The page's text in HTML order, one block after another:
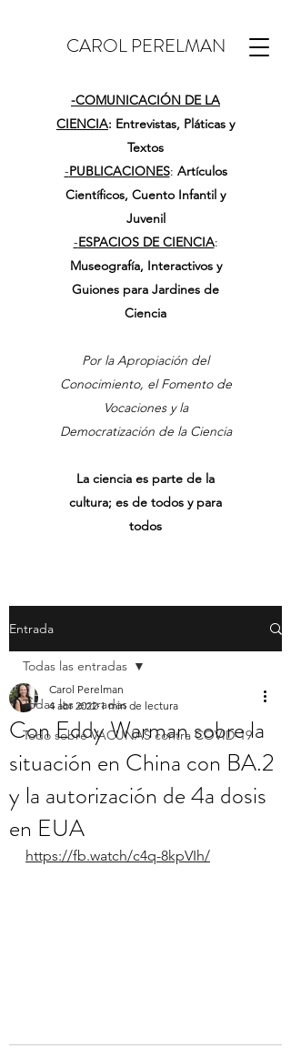
CAROL PERELMAN
-COMUNICACIÓN DE LA
CIENCIA: Entrevistas, Pláticas y
Textos
-PUBLICACIONES: Artículos
Científicos, Cuento Infantil y
Juvenil
-ESPACIOS DE CIENCIA:
Museografía, Interactivos y
Guiones para Jardines de
Ciencia
Por la Apropiación del
Conocimiento, el Fomento de
Vocaciones y la
Democratización de la Ciencia
La ciencia es parte de la
cultura; es de todos y para
todos
Entrada
Todas las entradas
Todo sobre VACUNAS contra COVID-19
Todas las entradas
Con Eddy Warman sobre la
situación en China con BA.2
y la autorización de 4a dosis
en EUA
Carol Perelman
4 abr 2022 1 min de lectura
https://fb.watch/c4q-8kpVIh/